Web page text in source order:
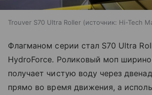
Trouver S70 Ultra Roller источник: Hi-Tech
Флагманом серии стал S70 Ultra
HydroForce. Роликовый моп
получает чистую воду через
прямо во время движения, а